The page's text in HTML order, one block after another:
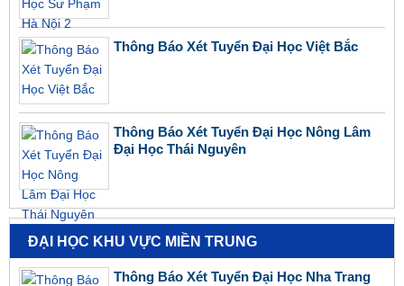
Thông Báo Xét Tuyển Đại Học Việt Bắc
Thông Báo Xét Tuyển Đại Học Nông Lâm
Đại Học Thái Nguyên
ĐẠI HỌC KHU VỰC MIỀN TRUNG
Thông Báo Xét Tuyển Đại Học Nha Trang